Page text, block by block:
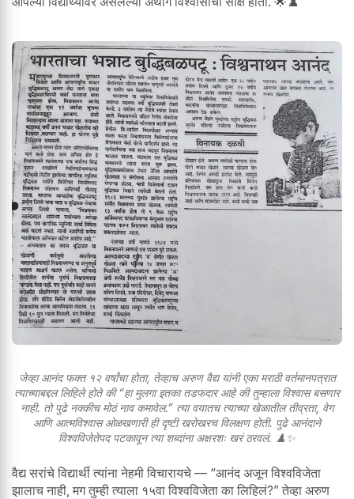
जेव्हा आनंद फक्त १२ वर्षांचा होता, तेव्हाच अरुण वैद्य यांनी एका मराठी वर्तमानपत्रात
त्याच्याबद्दल लिहिले होते की “हा मुलगा इतका तडफदार आहे की तुम्हाला विश्वास बसणार
नाही. तो पुढे नक्कीच मोठं नाव कमावेल.” त्या वयातच त्याच्या खेळातील तीव्रता, वेग
आणि आत्मविश्वास ओळखणारी ही दृष्टी खरोखरच विलक्षण होती. पुढे आनंदाने
विश्वविजेतेपद पटकावून त्या शब्दांना अक्षरशः खरं ठरवलं. ♟️✨
वैद्य सरांचे विद्यार्थी त्यांना नेहमी विचारायचे — “आनंद अजून विश्वविजेता
झालाच नाही, मग तुम्ही त्याला १५वा विश्वविजेता का लिहिलं?” तेव्हा अरुण